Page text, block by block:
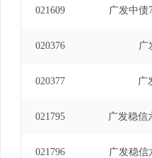
021609 广发中债
020376 广
020377 广
021795 广发稳信
021796 广发稳信